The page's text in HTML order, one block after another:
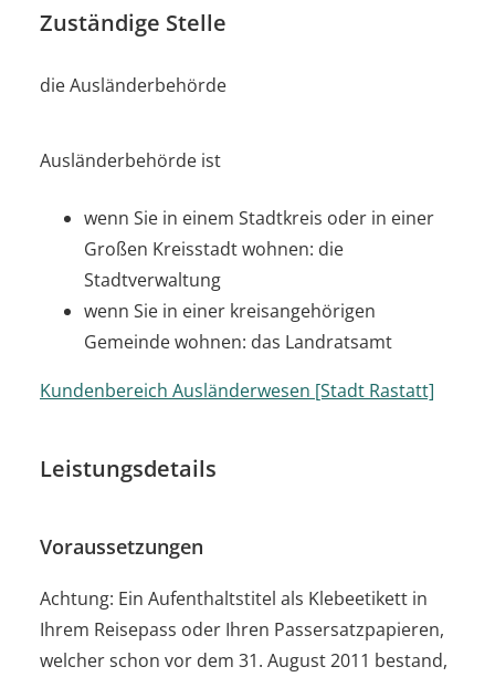
Zuständige Stelle
die Ausländerbehörde
Ausländerbehörde ist
wenn Sie in einem Stadtkreis oder in einer
Großen Kreisstadt wohnen: die
Stadtverwaltung
wenn Sie in einer kreisangehörigen
Gemeinde wohnen: das Landratsamt
Kundenbereich Ausländerwesen [Stadt Rastatt]
Leistungsdetails
Voraussetzungen
Achtung: Ein Aufenthaltstitel als Klebeetikett in
Ihrem Reisepass oder Ihren Passersatzpapieren,
welcher schon vor dem 31. August 2011 bestand,